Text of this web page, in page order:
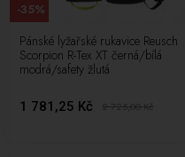
Pánské lyžařské rukavice Reusch
Scorpion R-Tex XT černá/bílá
modrá/safety žlutá
1 781,25 Kč 2 725,00Kč
-35%